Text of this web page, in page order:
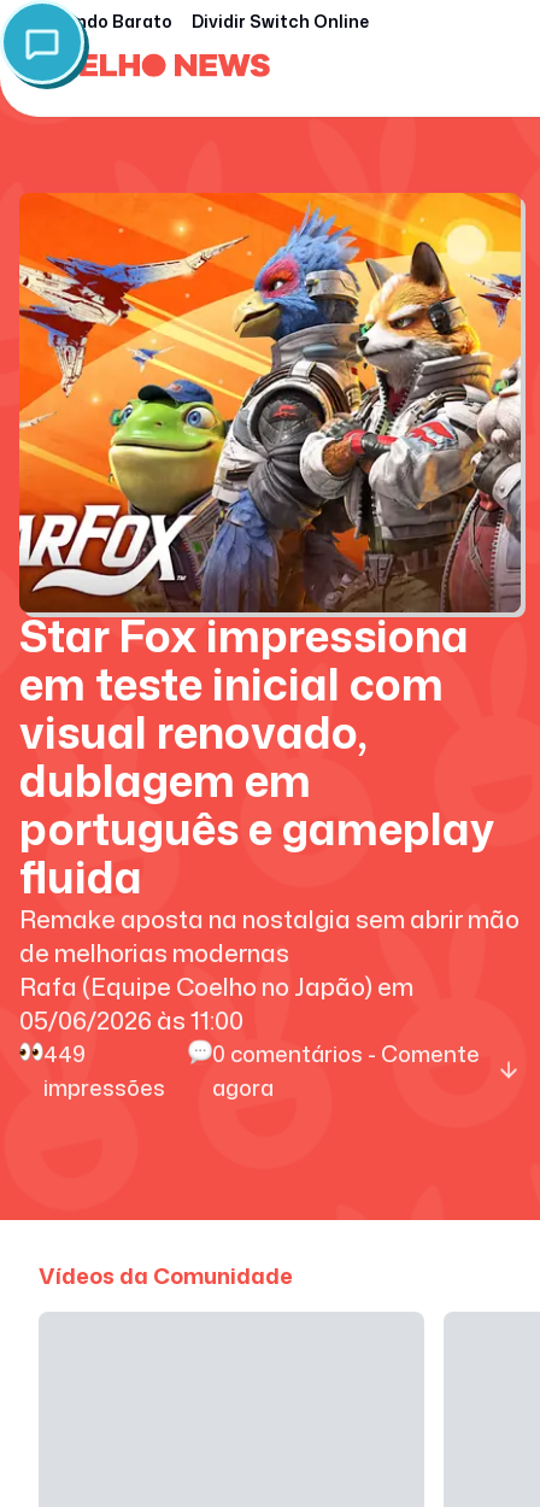
Nintendo Barato Dividir Switch Online
Star Fox impressiona
em teste inicial com
visual renovado,
dublagem em
português e gameplay
fluida
Remake aposta na nostalgia sem abrir mão
de melhorias modernas
Rafa (Equipe Coelho no Japão) em
05/06/2026 às11:00
449
impressões
0 comentários - Comente
agora
Vídeos da Comunidade